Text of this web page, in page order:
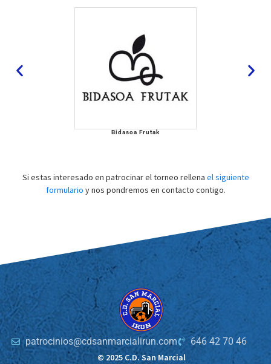
Bidasoa Frutak
Si estas interesado en patrocinar el torneo rellena el siguiente
formulario y nos pondremos en contacto contigo.
patrocinios@cdsanmarcialirun.com
646 42 70 46
© 2025 C.D. San Marcial